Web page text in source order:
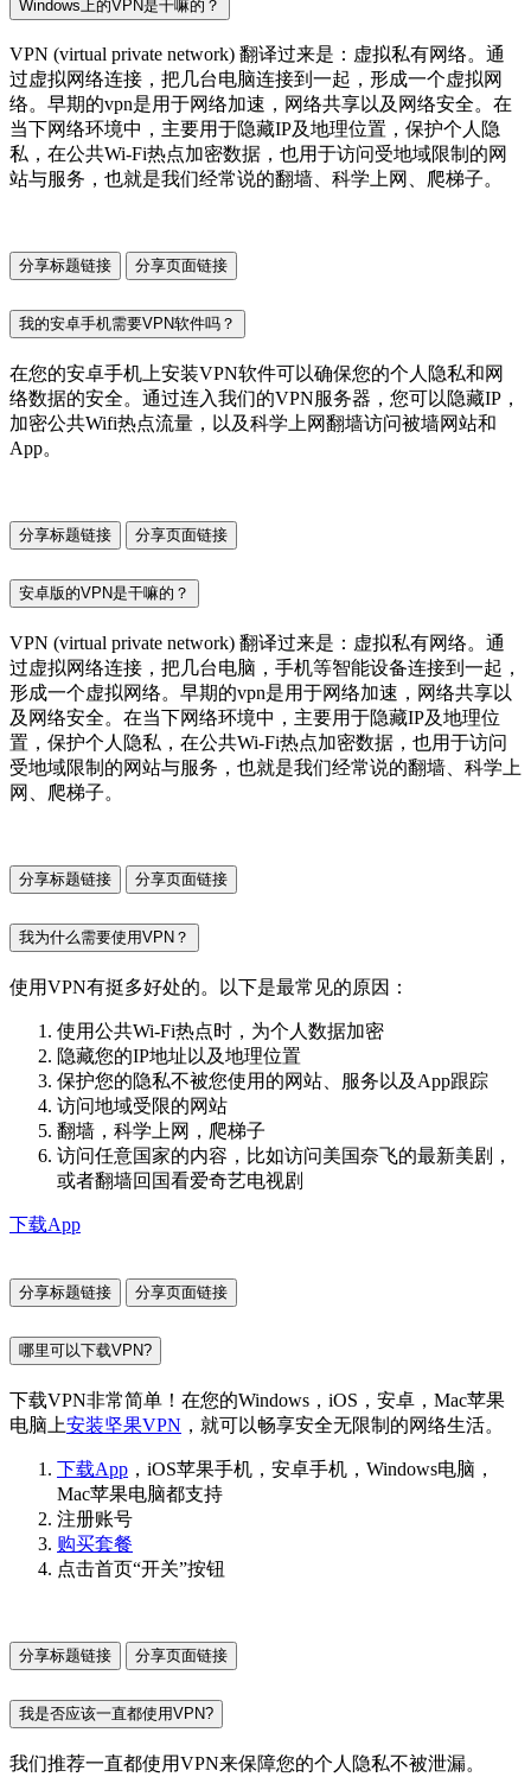
Windows上的VPN是干嘛的？
VPN (virtual private network) 翻译过来是：虚拟私有网络。通
过虚拟网络连接，把几台电脑连接到一起，形成一个虚拟网
络。早期的vpn是用于网络加速，网络共享以及网络安全。在
当下网络环境中，主要用于隐藏IP及地理位置，保护个人隐
私，在公共Wi-Fi热点加密数据，也用于访问受地域限制的网
站与服务，也就是我们经常说的翻墙、科学上网、爬梯子。
分享标题链接 分享页面链接
我的安卓手机需要VPN软件吗？
在您的安卓手机上安装VPN软件可以确保您的个人隐私和网
络数据的安全。通过连入我们的VPN服务器，您可以隐藏IP，
加密公共Wifi热点流量，以及科学上网翻墙访问被墙网站和
App。
分享标题链接 分享页面链接
安卓版的VPN是干嘛的？
VPN (virtual private network) 翻译过来是：虚拟私有网络。通
过虚拟网络连接，把几台电脑，手机等智能设备连接到一起，
形成一个虚拟网络。早期的vpn是用于网络加速，网络共享以
及网络安全。在当下网络环境中，主要用于隐藏IP及地理位
置，保护个人隐私，在公共Wi-Fi热点加密数据，也用于访问
受地域限制的网站与服务，也就是我们经常说的翻墙、科学上
网、爬梯子。
分享标题链接 分享页面链接
我为什么需要使用VPN？
使用VPN有挺多好处的。以下是最常见的原因：
使用公共Wi-Fi热点时，为个人数据加密
隐藏您的IP地址以及地理位置
保护您的隐私不被您使用的网站、服务以及App跟踪
访问地域受限的网站
翻墙，科学上网，爬梯子
访问任意国家的内容，比如访问美国奈飞的最新美剧，
或者翻墙回国看爱奇艺电视剧
下载App
分享标题链接 分享页面链接
哪里可以下载VPN?
下载VPN非常简单！在您的Windows，iOS，安卓，Mac苹果
电脑上安装坚果VPN ，就可以畅享安全无限制的网络生活。
下载App ，iOS苹果手机，安卓手机，Windows电脑，
Mac苹果电脑都支持
注册账号
购买套餐
点击首页“开关”按钮
分享标题链接 分享页面链接
我是否应该一直都使用VPN?
我们推荐一直都使用VPN来保障您的个人隐私不被泄漏。